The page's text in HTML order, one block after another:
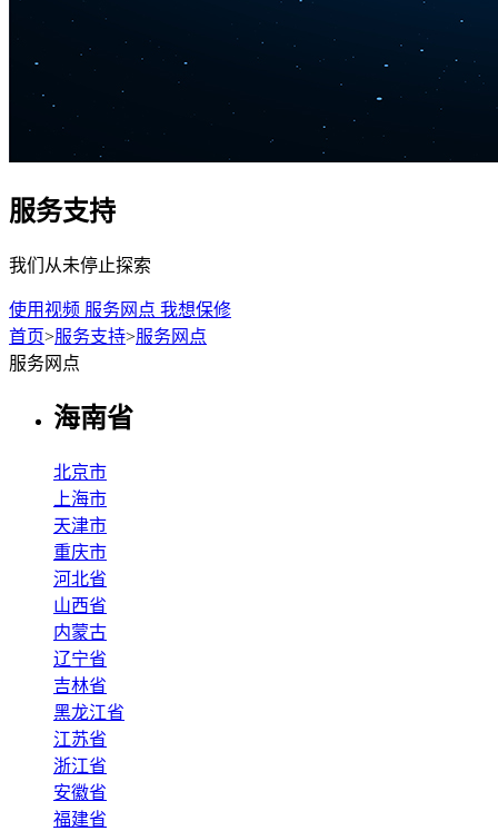
服务支持
我们从未停止探索
使用视频 服务网点 我想保修
首页>服务支持>服务网点
服务网点
海南省
北京市
上海市
天津市
重庆市
河北省
山西省
内蒙古
辽宁省
吉林省
黑龙江省
江苏省
浙江省
安徽省
福建省